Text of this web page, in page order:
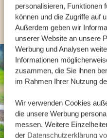
personalisieren, Funktionen
können und die Zugriffe auf
Außerdem geben wir
unserer Website an unsere
Werbung und Analysen
Informationen
zusammen, die Sie ihnen
im Rahmen Ihrer Nutzung
Wir verwenden Cookies
die unsere Werbung
messen. Weitere
der Datenschutzerklärung